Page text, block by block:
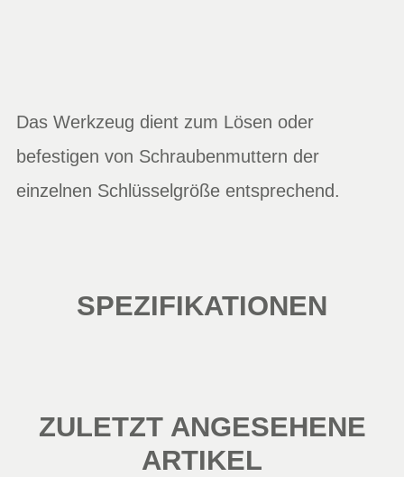
Das Werkzeug dient zum Lösen oder
befestigen von Schraubenmuttern der
einzelnen Schlüsselgröße entsprechend.
SPEZIFIKATIONEN
ZULETZT ANGESEHENE
ARTIKEL